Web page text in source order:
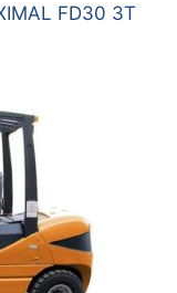
FD30 3T